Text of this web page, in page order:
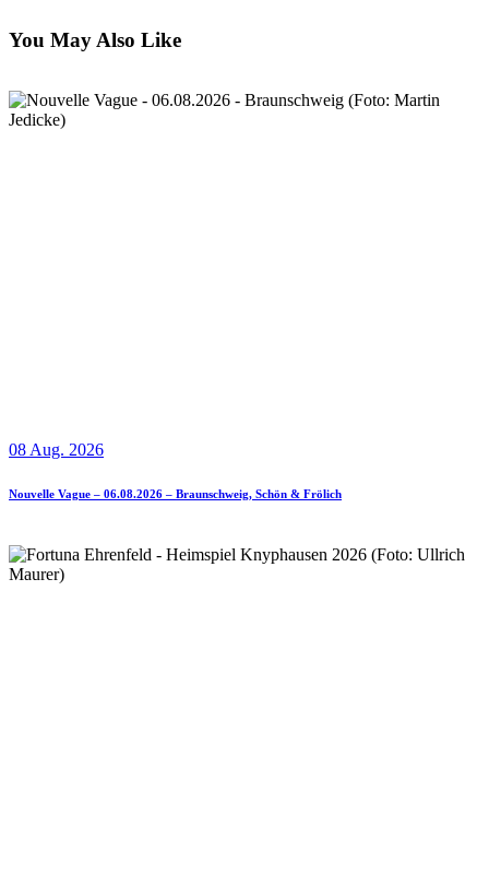
You May Also Like
08 Aug. 2026
Nouvelle Vague – 06.08.2026 – Braunschweig, Schön & Frölich